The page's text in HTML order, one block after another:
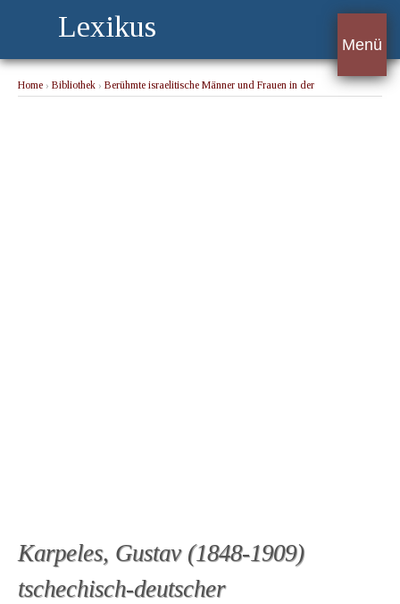
Lexikus
Menü
Home › Bibliothek › Berühmte israelitische Männer und Frauen in der
Karpeles, Gustav (1848-1909)
tschechisch-deutscher